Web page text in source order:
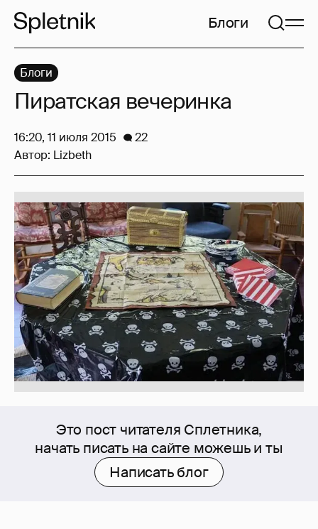
Блоги
Это пост читателя Сплетника,
начать писать на сайте можешь и ты
Написать блог
Блоги
Пиратская вечеринка
16:20, 11 июля 2015
22
Автор: Lizbeth